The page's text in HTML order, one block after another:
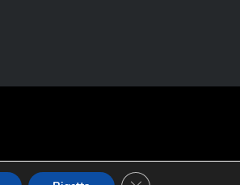
Close GDPR Cookie